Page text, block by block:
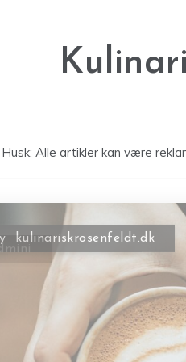
Husk: Alle artikler kan være